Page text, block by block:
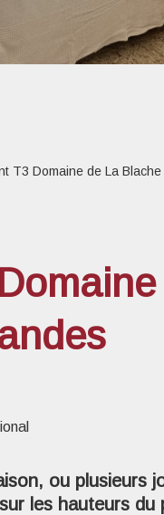
l'image en plein écran
T3 Domaine de La
ou plusieurs
les hauteurs du